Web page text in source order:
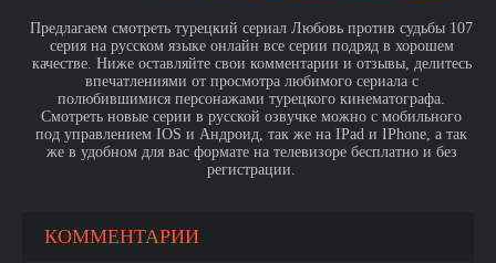
Предлагаем смотреть турецкий сериал Любовь против судьбы 107
серия на русском языке онлайн все серии подряд в хорошем
качестве. Ниже оставляйте свои комментарии и отзывы, делитесь
впечатлениями от просмотра любимого сериала с
полюбившимися персонажами турецкого кинематографа.
Смотреть новые серии в русской озвучке можно с мобильного
под управлением IOS и Андроид, так же на IPad и IPhone, а так
же в удобном для вас формате на телевизоре бесплатно и без
регистрации.
КОММЕНТАРИИ